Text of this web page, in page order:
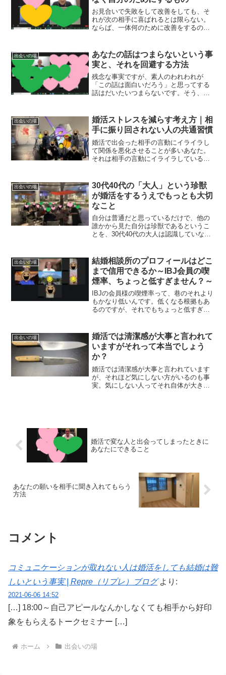
お見合いで失敗をして改善をしても、そ
れが次の相手に喜ばれるとは限らない。
ならば、一体何のために改善をするの
出会いの場
あなたの話はつまらないという事
実と、それを回避する方法
残念な事実ですが、素人のわれわれが
「この話は面白いだろう」と思ってする
話はだいたいつまらないです。そう、あ
出会いの場
婚活ストレスを減らす考え方｜相
手に振り回されない人の共通習慣
婚活で出会った相手の言動にイライラし
て関係を悪化させることが多いあなた。
それは相手の言動にイライラしているの
とただ相手にコントロールされているだ
けなので。
出会いの場
30代40代の「大人」という珍獣
が婚活をするうえでもっとも大切
なこと
自分は普通だと思っているだけで、他の
誰かから見た自分は珍獣であるというこ
とを、30代40代の大人は認識していない
出会いの場
結婚相談所のプロフィールはどこ
まで信用できるか～IBJ会員の喫
煙率、ちょっと低すぎません？～
IBJの会員様の喫煙率って、巷のそれより
もかなり低いんです。低くなる根拠もあ
るのですが、それでもちょっと低すぎて
出会いの場
婚活では清潔感が大事と言われて
いますがそれって本当でしょう
か？
婚活では清潔感が大事と言われています
が、それほど気にしない方がいるのも事
実。気にしない人ってそれ自体が大きな
婚活で変な人と出会ってしまったときに
あなたにできること
あなたの願いを相手に聞き入れてもらう
方法
コメント
コミュニケーションが取れない人は婚活をしても結婚は難
しいという事実 | Repre（リプレ）ブログ より:
2021-06-06 14:52
[…] 18:00～自己アピールなんかしなくても相手から好印
象をもらえるトークセミナー […]
ホーム 出会いの場